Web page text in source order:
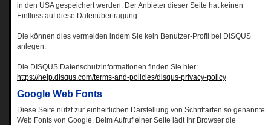
in den USA gespeichert werden. Der Anbieter dieser Seite hat keinen
Einfluss auf diese Datenübertragung.
Die können dies vermeiden indem Sie kein Benutzer-Profil bei DISQUS
anlegen.
Die DISQUS Datenschutzinformationen finden Sie hier:
https://help.disqus.com/terms-and-policies/disqus-privacy-policy
Google Web Fonts
Diese Seite nutzt zur einheitlichen Darstellung von Schriftarten so genannte
Web Fonts von Google. Beim Aufruf einer Seite lädt Ihr Browser die